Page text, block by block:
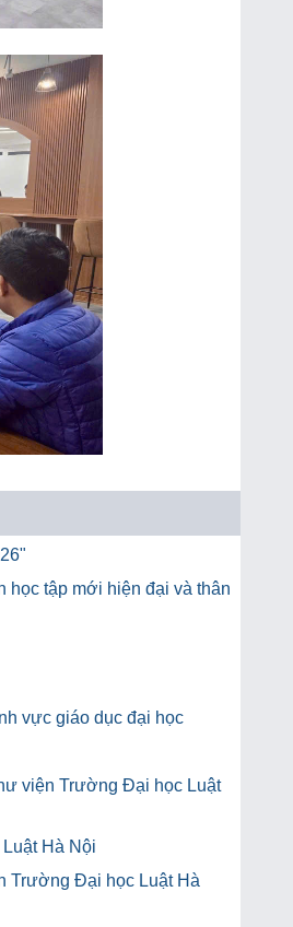
học tập mới hiện đại và thân
vực giáo dục đại học
viện Trường Đại học Luật
Hà Nội
Trường Đại học Luật Hà